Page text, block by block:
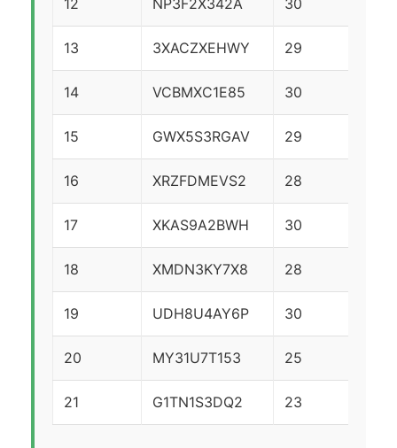
12 NP3F2X342A 30
13 3XACZXEHWY 29
14 VCBMXC1E85 30
15 GWX5S3RGAV 29
16 XRZFDMEVS2 28
17 XKAS9A2BWH 30
18 XMDN3KY7X8 28
19 UDH8U4AY6P 30
20 MY31U7T153 25
21 G1TN1S3DQ2 23